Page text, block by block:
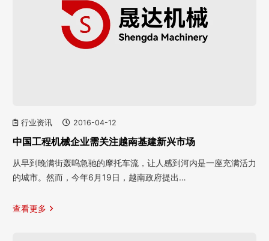
行业资讯 2016-04-12
中国工程机械企业需关注越南基建新兴市场
从早到晚满街轰呜急驰的摩托车流，让人感到河内是一座充满活力
的城市。然而，今年6月19日，越南政府提出…
查看更多